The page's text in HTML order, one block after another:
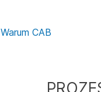
Warum CAB